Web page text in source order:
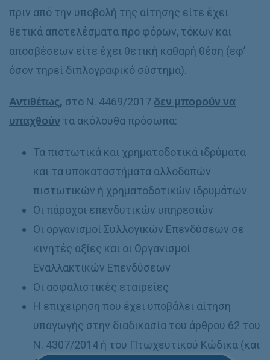
πριν από την υποβολή της αίτησης είτε έχει
θετικά αποτελέσματα προ φόρων, τόκων και
αποσβέσεων είτε έχει θετική καθαρή θέση (εφ’
όσον τηρεί διπλογραφικό σύστημα).
Αντιθέτως, στο Ν. 4469/2017 δεν μπορούν να
υπαχθούν τα ακόλουθα πρόσωπα:
Τα πιστωτικά και χρηματοδοτικά ιδρύματα
και τα υποκαταστήματα αλλοδαπών
πιστωτικών ή χρηματοδοτικών ιδρυμάτων
Οι πάροχοι επενδυτικών υπηρεσιών
Οι οργανισμοί Συλλογικών Επενδύσεων σε
κινητές αξίες και οι Οργανισμοί
Εναλλακτικών Επενδύσεων
Οι ασφαλιστικές εταιρείες
Η επιχείρηση που έχει υποβάλει αίτηση
υπαγωγής στην διαδικασία του άρθρου 62 του
Ν. 4307/2014 ή του Πτωχευτικού Κώδικα (και